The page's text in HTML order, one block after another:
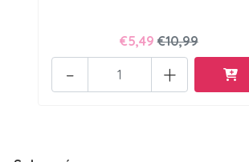
€5,49 €10,99
+
-